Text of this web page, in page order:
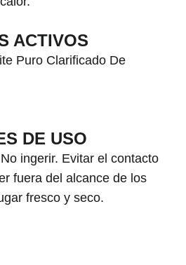
ACTIVOS
Puro Clarificado De
DE USO
ingerir. Evitar el contacto
fuera del alcance de los
fresco y seco.